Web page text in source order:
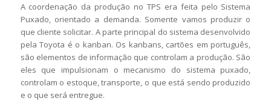
A coordenação da produção no TPS era feita pelo Sistema
Puxado, orientado a demanda. Somente vamos produzir o
que cliente solicitar. A parte principal do sistema desenvolvido
pela Toyota é o kanban. Os kanbans, cartões em português,
são elementos de informação que controlam a produção. São
eles que impulsionam o mecanismo do sistema puxado,
controlam o estoque, transporte, o que está sendo produzido
e o que será entregue.